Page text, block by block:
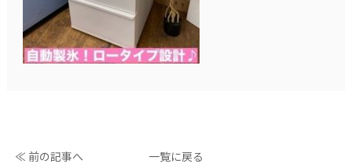
≪ 前の記事へ 一覧に戻る